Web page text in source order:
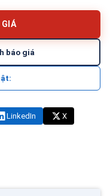
GIÁ
báo giá
LinkedIn
X